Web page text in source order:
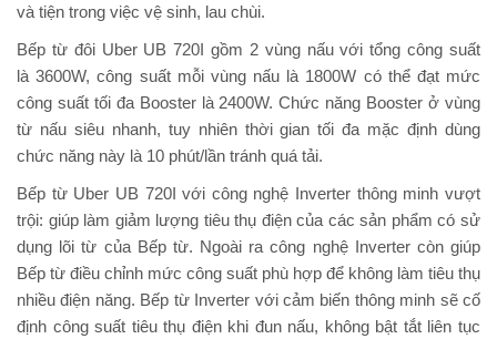
và tiện trong việc vệ sinh, lau chùi.
Bếp từ đôi Uber UB 720I gồm 2 vùng nấu với tổng công suất
là 3600W, công suất mỗi vùng nấu là 1800W có thể đạt mức
công suất tối đa Booster là 2400W. Chức năng Booster ở vùng
từ nấu siêu nhanh, tuy nhiên thời gian tối đa mặc định dùng
chức năng này là 10 phút/lần tránh quá tải.
Bếp từ Uber UB 720I với công nghệ Inverter thông minh vượt
trội: giúp làm giảm lượng tiêu thụ điện của các sản phẩm có sử
dụng lõi từ của Bếp từ. Ngoài ra công nghệ Inverter còn giúp
Bếp từ điều chỉnh mức công suất phù hợp để không làm tiêu thụ
nhiều điện năng. Bếp từ Inverter với cảm biến thông minh sẽ cố
định công suất tiêu thụ điện khi đun nấu, không bật tắt liên tục